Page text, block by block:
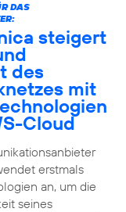
DAS
steigert
des
mit
Cloud
erstmals
an, um die
seines